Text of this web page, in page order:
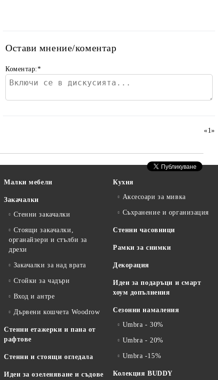
Остави мнение/коментар
Коментар:*
«1»
Малки мебели
Закачалки
Стенни закачалки
Стоящи закачалки,
органайзери и стълби за
дрехи
Закачалки за над врата
Стойки за чадъри
Вход и антре
Дървени кошчета Woodrow
Стенни етажерки и пана от
рафтове
Стенни и стоящи огледала
Идеи за озеленяване и съдове
Кухня
Аксесоари за мивка
Съхранение и организация
Стенни часовници
Рамки за снимки
Декорация
Идеи за подаръци и смарт
хоум допълнения
Сезонни намаления
Umbra - 30%
Umbra - 20%
Umbra -15%
Колекция BUDDY